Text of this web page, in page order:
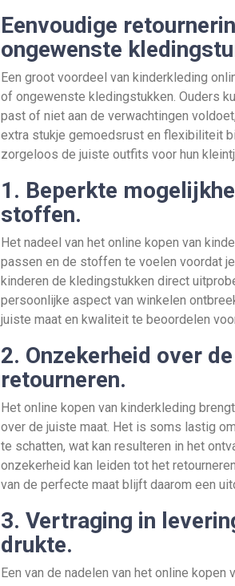
Eenvoudige
ongewenste
Een groot voordeel van kinderkleding
of ongewenste kledingstukken. Ouders
past of niet aan de verwachtingen
extra stukje gemoedsrust en flexibiliteit
zorgeloos de juiste outfits voor hun
1. Beperkte
stoffen.
Het nadeel van het online kopen van
passen en de stoffen te voelen voordat
kinderen de kledingstukken direct
persoonlijke aspect van winkelen
juiste maat en kwaliteit te beoordelen
2. Onzekerheid over
retourneren.
Het online kopen van kinderkleding
over de juiste maat. Het is soms lastig
te schatten, wat kan resulteren in het
onzekerheid kan leiden tot het
van de perfecte maat blijft daarom een
3. Vertraging in
drukte.
Een van de nadelen van het online